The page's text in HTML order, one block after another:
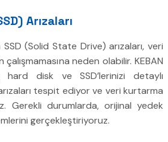
Arızaları
(Solid State Drive) arızaları, veri
çalışmamasına neden olabilir. KEBAN
disk ve SSD’lerinizi detaylı
tespit ediyor ve veri kurtarma
Gerekli durumlarda, orijinal yedek
gerçekleştiriyoruz.